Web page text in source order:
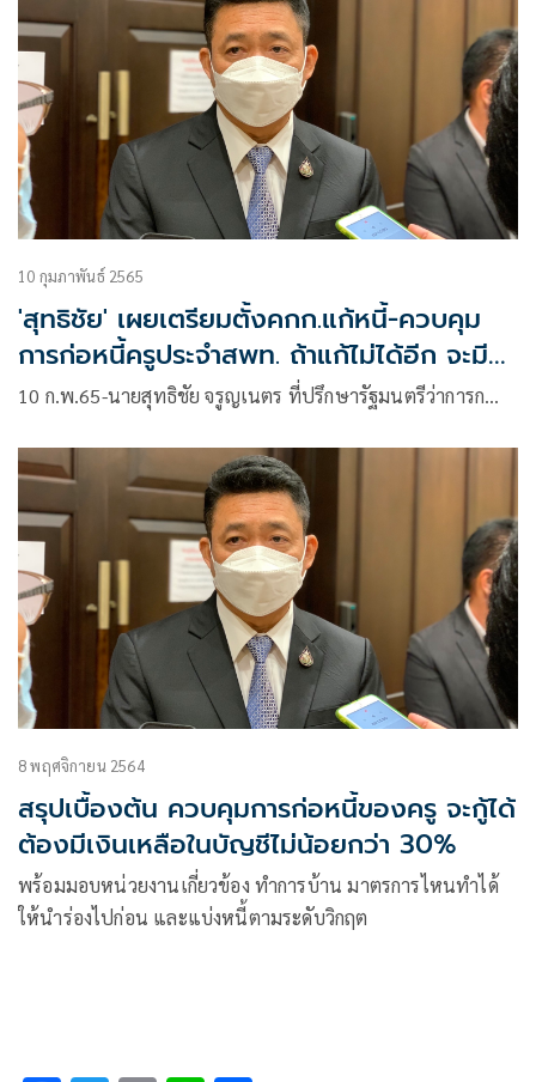
10 กุมภาพันธ์ 2565
'สุทธิชัย' เผยเตรียมตั้งคกก.แก้หนี้-ควบคุม
การก่อหนี้ครูประจำสพท. ถ้าแก้ไม่ได้อีก จะมีค
กก.ระดับจังหวัดมาช่วย เปิดช่องครูลง
10 ก.พ.65-นายสุทธิชัย จรูญเนตร ที่ปรึกษารัฐมนตรีว่าการก…
8 พฤศจิกายน 2564
สรุปเบื้องต้น ควบคุมการก่อหนี้ของครู จะกู้ได้
ต้องมีเงินเหลือในบัญชีไม่น้อยกว่า 30%
พร้อมมอบหน่วยงานเกี่ยวข้อง ทำการบ้าน มาตรการไหนทำได้
ให้นำร่องไปก่อน และแบ่งหนี้ตามระดับวิกฤต